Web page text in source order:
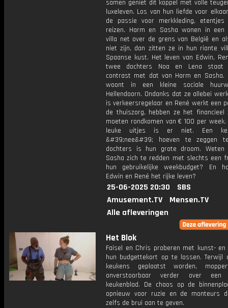
samen geniet dit koppel met volle
luxeleven. Los van hun liefde voor
de passie voor merkkleding,
reizen. Harm en Sasha wonen in een
villa net over de grens van België en
niet zijn, dan zitten ze in hun riante
Spaanse kust. Het leven van Edwin,
twee dochters Noa en Lena
contrast met dat van Harm en Sasha.
woont in een kleine sociale
Hellendoorn. Ondanks dat ze allebei
is verkeersregelaar en René werkt een
de thuiszorg, hebben ze het financieel
moeten rondkomen van € 100 per week.
leuke uitjes is er niet. Een
&#39;nee&#39; hoeven te zeggen
dochters is hun grote droom. Weten
Sasha zich te redden met slechts een
hun gebruikelijke weekbudget? En
Edwin en René het rijke leven?
25-06-2025 20:30
SBS
Amusement.TV
Mensen.TV
Alle afleveringen
Het Blok
Faisel en Chris proberen met kunst- en
hun budgettekort op te lossen. Terwijl
keukens geplaatst worden,
onverstoorbaar verder over een
keukenblad. De chaos op de
opnieuw voor ruzie en de monteurs
zelfs de brui aan te geven.